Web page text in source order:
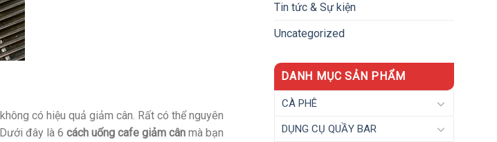
có hiệu quả giảm cân. Rất có thể nguyên
đây là 6 cách uống cafe giảm cân mà bạn
Tin tức & Sự kiện
Uncategorized
DANH MỤC SẢN PHẨM
CÀ PHÊ
DỤNG CỤ QUẦY BAR